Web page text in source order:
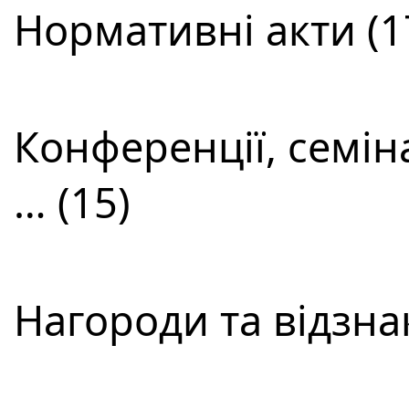
Нормативні акти
Конференції,
… (15)
Нагороди та